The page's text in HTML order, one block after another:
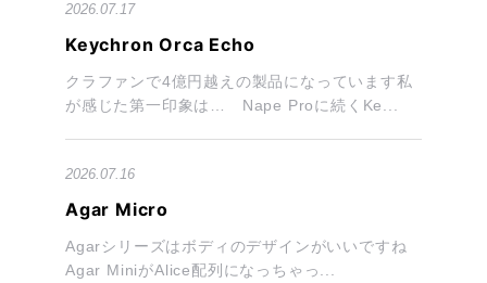
2026.07.17
Keychron Orca Echo
クラファンで4億円越えの製品になっています私
が感じた第一印象は… Nape Proに続くKe...
2026.07.16
Agar Micro
Agarシリーズはボディのデザインがいいですね
Agar MiniがAlice配列になっちゃっ...